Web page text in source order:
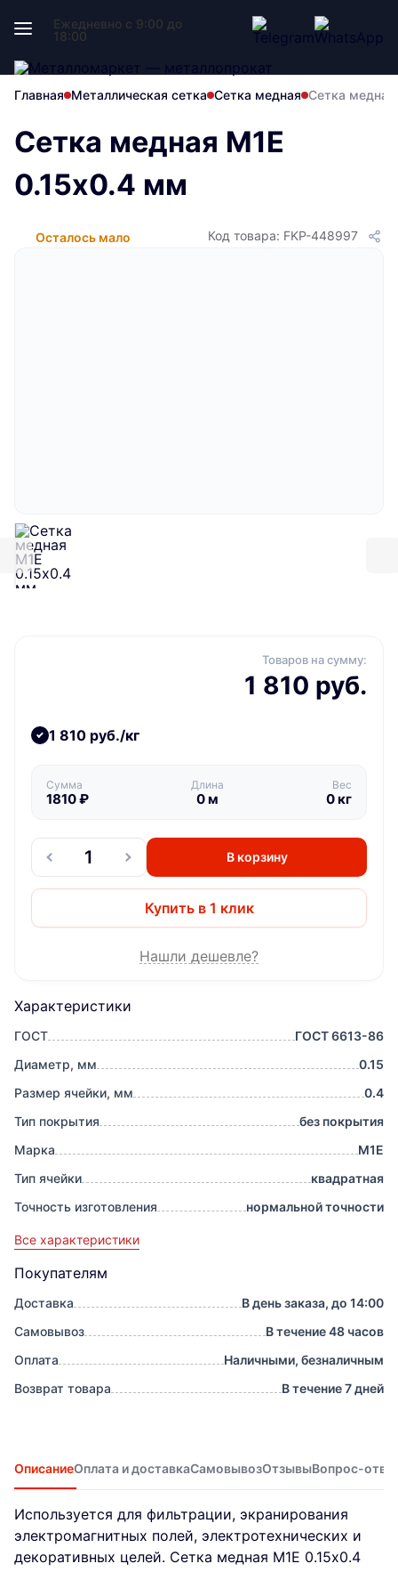
Ежедневно с 9:00 до
18:00
Главная Металлическая сетка Сетка медная Сетка
Сетка медная М1Е
0.15х0.4 мм
Осталось мало Код товара: FKP-448997
Характеристики
ГОСТ
ГОСТ 6613-86
Диаметр, мм
0.15
Размер ячейки, мм
0.4
Тип покрытия
без покрытия
Марка
М1Е
Тип ячейки
квадратная
Точность изготовления
нормальной точности
Все характеристики
Покупателям
Доставка
В день заказа, до 14:00
Самовывоз
В течение 48 часов
Оплата
Наличными, безналичным
Возврат товара
В течение 7 дней
Товаров на сумму:
1 810 руб.
1 810 руб./кг
Сумма
1810₽
Длина
0м
Вес
0кг
В корзину
Купить в 1 клик
Нашли дешевле?
ОписаниеОплата и доставкаСамовывозОтзывыВопрос-
Используется для фильтрации, экранирования
электромагнитных полей, электротехнических и
декоративных целей. Сетка медная М1Е 0.15х0.4